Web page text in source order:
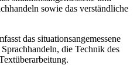
sowie das verständliche
das situationsangemessene
die Technik des